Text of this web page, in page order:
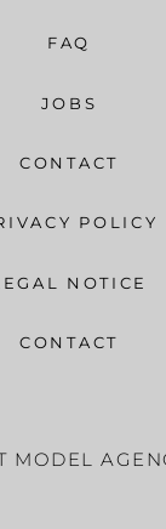
FAQ
JOBS
CONTACT
POLICY
NOTICE
CONTACT
MODEL